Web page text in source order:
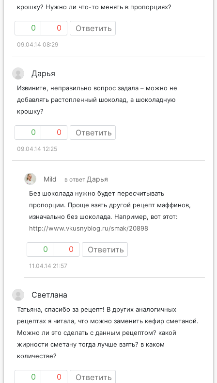
крошку? Нужно ли что-то менять в пропорциях?
0 0 Ответить
09.04.14 08:29
Дарья
Извините, неправильно вопрос задала – можно не
добавлять растопленный шоколад, а шоколадную
крошку?
0 0 Ответить
09.04.14 12:25
Mild в ответ Дарья
Без шоколада нужно будет пересчитывать
пропорции. Проще взять другой рецепт маффинов,
изначально без шоколада. Например, вот этот:
http://www.vkusnyblog.ru/smak/20898
0 0 Ответить
11.04.14 21:57
Светлана
Татьяна, спасибо за рецепт! В других аналогичных
рецептах я читала, что можно заменить кефир сметаной.
Можно ли это сделать с данным рецептом? какой
жирности сметану тогда лучше взять? в каком
количестве?
0 0 Ответить